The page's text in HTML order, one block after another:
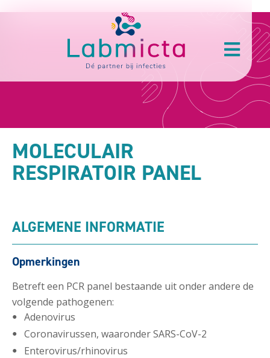
MOLECULAIR
RESPIRATOIR PANEL
ALGEMENE INFORMATIE
Opmerkingen
Betreft een PCR panel bestaande uit onder andere de
volgende pathogenen:
Adenovirus
Coronavirussen, waaronder SARS-CoV-2
Enterovirus/rhinovirus